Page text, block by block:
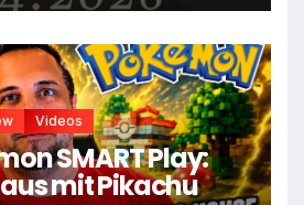
Videos
SMART Play:
mit Pikachu